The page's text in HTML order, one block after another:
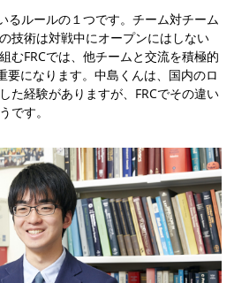
るルールの１つです。チーム対チーム
技術は対戦中にオープンにはしない
むFRCでは、他チームと交流を積極的
要になります。中島くんは、国内のロ
た経験がありますが、FRCでその違い
です。